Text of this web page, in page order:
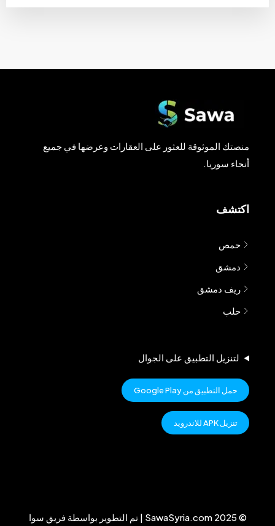
منصتك الموثوقة للعثور على العقارات وعرضها في جميع
أنحاء سوريا.
اكتشف
حمص
دمشق
ريف دمشق
حلب
لتنزيل التطبيق على الجوال
حمل التطبيق من Google Play
تنزيل APK للاندرويد
© 2025 SawaSyria.com | تم التطوير بواسطة فريق سوا